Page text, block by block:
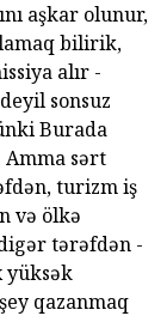
aşkar olunur,
bilirik,
alır -
sonsuz
Burada
Amma sərt
turizm iş
və ölkə
tərəfdən -
yüksək
qazanmaq